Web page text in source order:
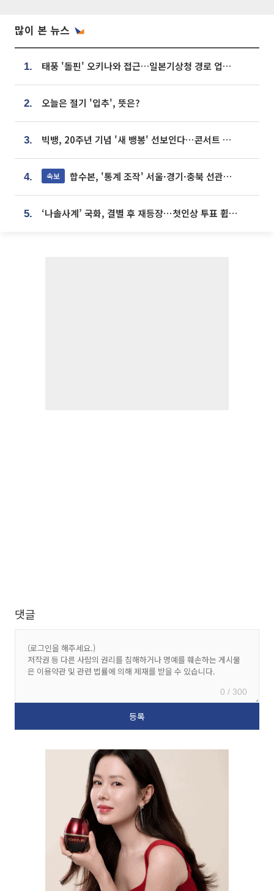
많이 본 뉴스
1. 태풍 '돌핀' 오키나와 접근…일본기상청 경로 업데이트
2. 오늘은 절기 '입추', 뜻은?
3. 빅뱅, 20주년 기념 '새 뱅봉' 선보인다⋯콘서트 앞두고 팝업 개최
4. 속보 합수본, '통계 조작' 서울·경기·충북 선관위 등 추가 압수수색
5. ‘나솔사계’ 국화, 결별 후 재등장⋯첫인상 투표 휩쓸고 ‘인기녀’ 등극
댓글
0 / 300